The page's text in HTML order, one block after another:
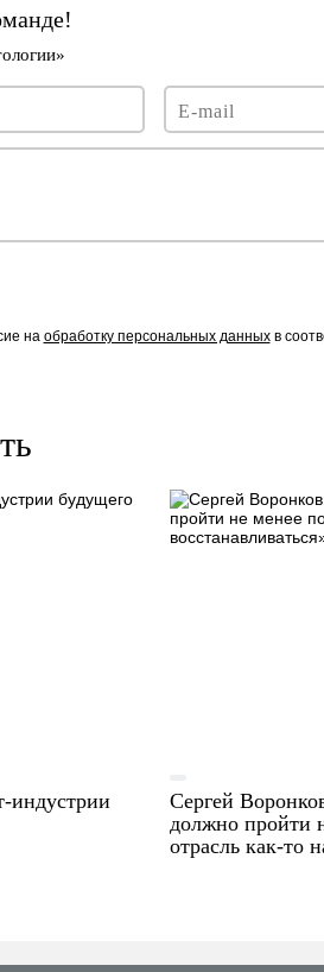
на обработку персональных данныхв
индустрии
Сергей
должно пройти
отрасль как-то